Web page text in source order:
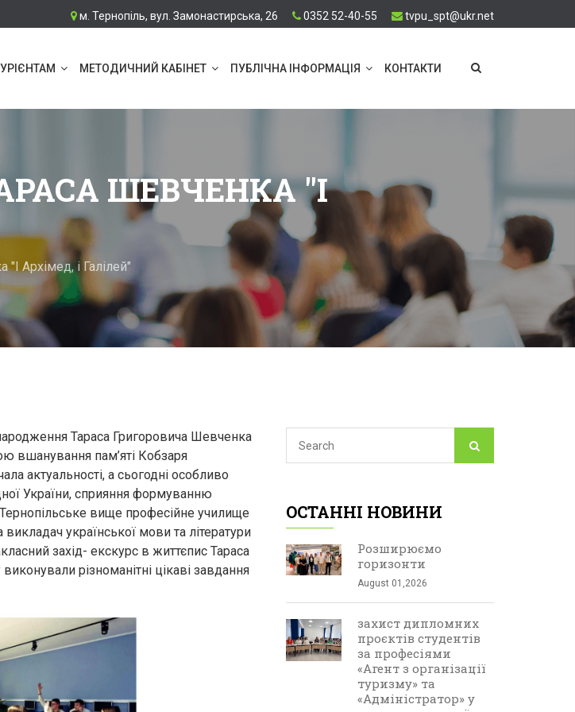
м. Тернопіль, вул. Замонастирська, 26 0352 52-40-55 tvpu_spt@ukr.net
МЕТОДИЧНИЙ КАБІНЕТ ПУБЛІЧНА ІНФОРМАЦІЯ КОНТАКТИ
ШЕВЧЕНКА "І
Архімед, і Галілей"
Тараса Григоровича Шевченка
вшанування пам’яті Кобзаря
актуальності, а сьогодні особливо
України, сприяння формуванню
вище професійне училище
української мови та літератури
захід- екскурс в життєпис Тараса
різноманітні цікаві завдання
ОСТАННІ НОВИНИ
Розширюємо
горизонти
August 01,2026
захист дипломних
проєктів студентів
за професіями
«Агент з організації
туризму» та
«Адміністратор» у